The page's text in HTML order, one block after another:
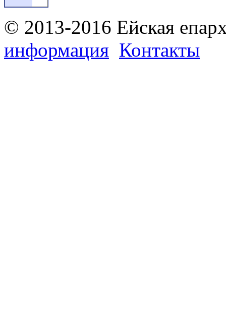
© 2013-2016 Ейская
информация Контакты